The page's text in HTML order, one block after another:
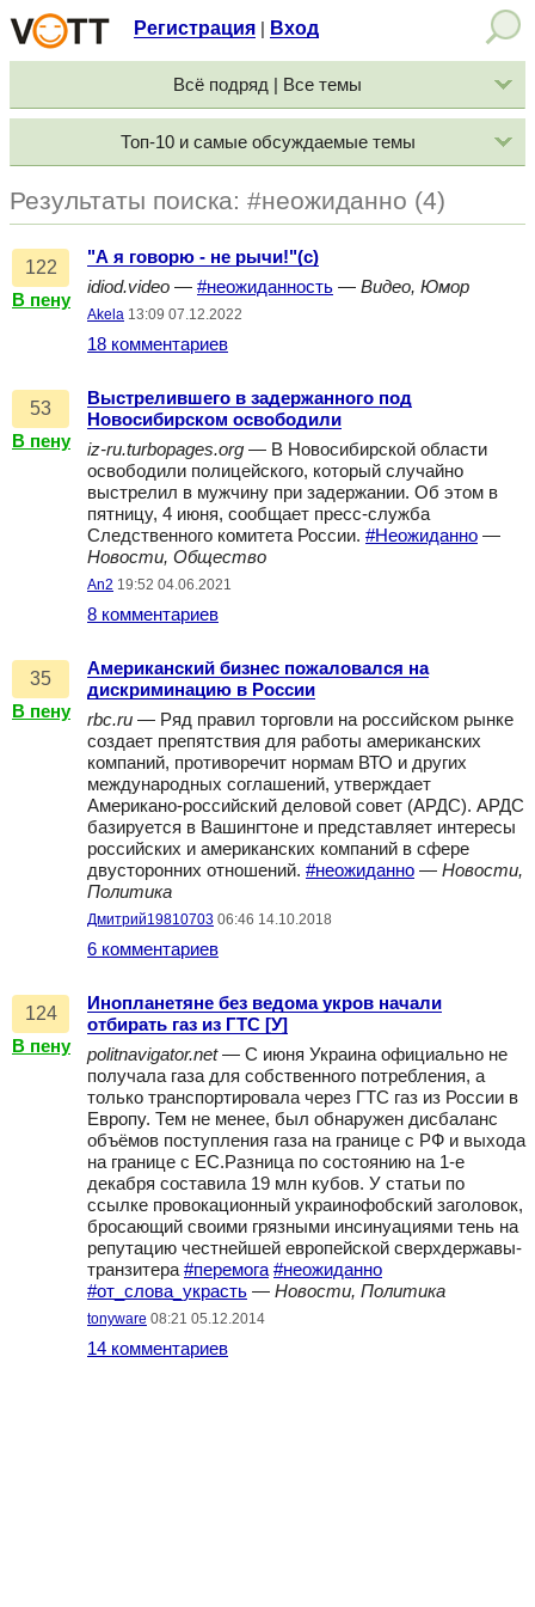
Регистрация Вход
Всё подряд | Все темы
Топ-10 и самые обсуждаемые темы
Результаты поиска: #неожиданно (4)
122
В пену
"А я говорю - не рычи!"(с)
idiod.video — #неожиданность — Видео, Юмор
Akela 13:09 07.12.2022
18 комментариев
53
В пену
Выстрелившего в задержанного под
Новосибирском освободили
iz-ru.turbopages.org — В Новосибирской области
освободили полицейского, который случайно
выстрелил в мужчину при задержании. Об этом в
пятницу, 4 июня, сообщает пресс-служба
Следственного комитета России. #Неожиданно —
Новости, Общество
An2 19:52 04.06.2021
8 комментариев
35
В пену
Американский бизнес пожаловался на
дискриминацию в России
rbc.ru — Ряд правил торговли на российском рынке
создает препятствия для работы американских
компаний, противоречит нормам ВТО и других
международных соглашений, утверждает
Американо-российский деловой совет (АРДС). АРДС
базируется в Вашингтоне и представляет интересы
российских и американских компаний в сфере
двусторонних отношений. #неожиданно — Новости,
Политика
Дмитрий19810703 06:46 14.10.2018
6 комментариев
124
В пену
Инопланетяне без ведома укров начали
отбирать газ из ГТС [У]
politnavigator.net— С июня Украина официально не
получала газа для собственного потребления, а
только транспортировала через ГТС газ из России в
Европу. Тем не менее, был обнаружен дисбаланс
объёмов поступления газа на границе с РФ и выхода
на границе с ЕС.Разница по состоянию на 1-е
декабря составила 19 млн кубов. У статьи по
ссылке провокационный украинофобский заголовок,
бросающий своими грязными инсинуациями тень на
репутацию честнейшей европейской сверхдержавы-
транзитера #перемога #неожиданно
#от_слова_украсть — Новости, Политика
tonyware 08:21 05.12.2014
14 комментариев